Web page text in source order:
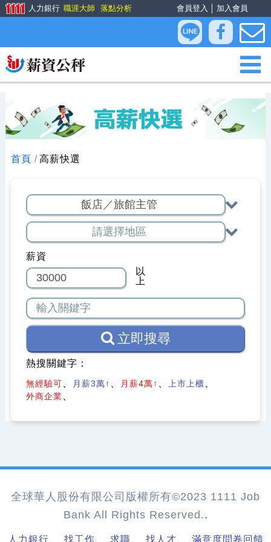
會員登入 加入會員
人力銀行 職涯大師 落點分析
首頁 高薪快選
薪資
以
上
立即搜尋
熱搜關鍵字：
無經驗可 月薪3萬↑ 月薪4萬↑
上市上櫃
外商企業
全球華人股份有限公司版權所有©2023 1111 Job
Bank All Rights Reserved..
人力銀行、 找工作、 求職、 找人才、 滿意度問卷回饋